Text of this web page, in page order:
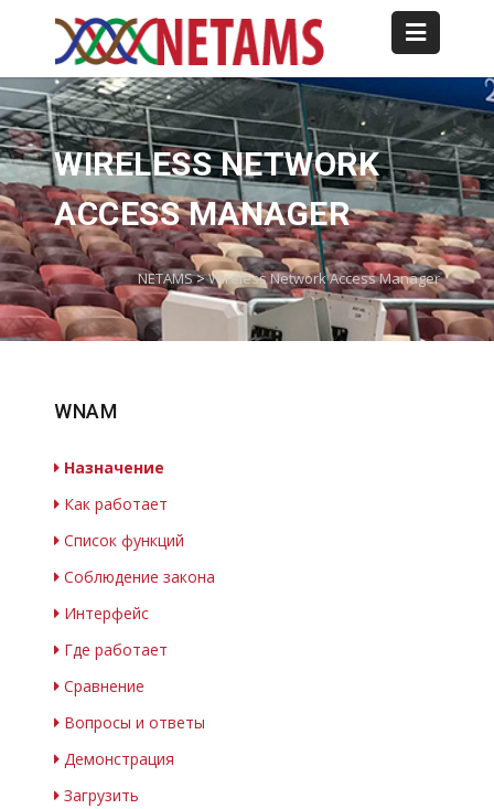
WIRELESS NETWORK
ACCESS MANAGER
NETAMS>Wireless Network Access Manager
WNAM
Назначение
Как работает
Список функций
Соблюдение закона
Интерфейс
Где работает
Сравнение
Вопросы и ответы
Демонстрация
Загрузить